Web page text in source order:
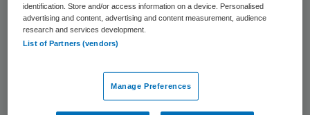
Beoordeling van Geneesmiddelen (CBG) het
medicijn officieel goed voor deze nieuwe
toepassing, maar het middel wordt nog
nauwelijks voorgeschreven.
De kern van het probleem ligt bij het huidige
identification. Store and/or access information on a device. Personalised
advertising and content, advertising and content measurement, audience
research and services development.
List of Partners (vendors)
Manage Preferences